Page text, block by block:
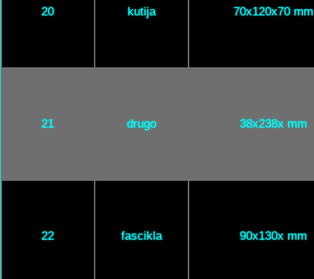
20 kutija 70x120x70 mm
21 drugo 38x238x mm
22 fascikla 90x130x mm